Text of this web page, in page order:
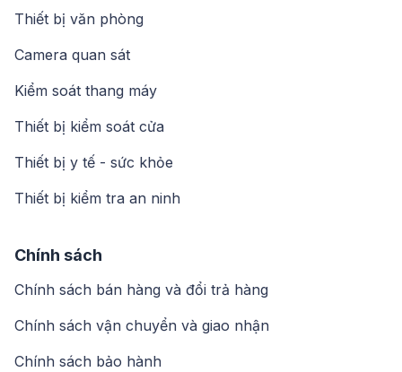
Thiết bị văn phòng
Camera quan sát
Kiểm soát thang máy
Thiết bị kiểm soát cửa
Thiết bị y tế - sức khỏe
Thiết bị kiểm tra an ninh
Chính sách
Chính sách bán hàng và đổi trả hàng
Chính sách vận chuyển và giao nhận
Chính sách bảo hành